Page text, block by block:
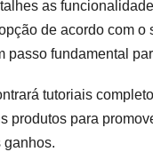
as
de acordo com
passo fundamental
tutoriais
produtos para
ganhos.